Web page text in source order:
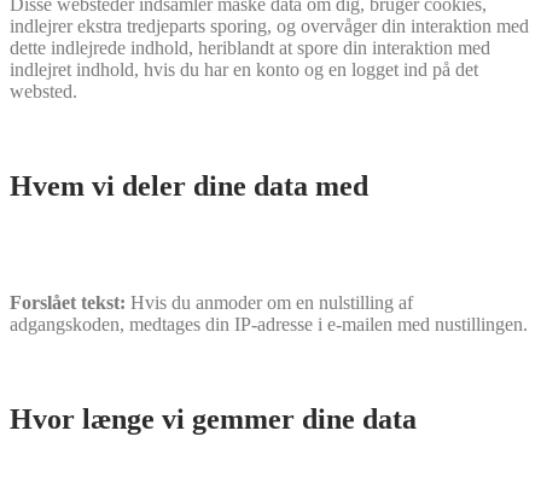
indlejrer ekstra tredjeparts sporing, og overvåger din interaktion med
dette indlejrede indhold, heriblandt at spore din interaktion med
indlejret indhold, hvis du har en konto og en logget ind på det
websted.
Hvem vi deler dine data med
Forslået tekst: Hvis du anmoder om en nulstilling af
adgangskoden, medtages din IP-adresse i e-mailen med nustillingen.
Hvor længe vi gemmer dine data